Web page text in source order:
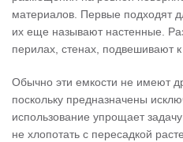
материалов. Первые подходят
их еще называют настенные.
перилах, стенах, подвешивают
Обычно эти емкости не имеют
поскольку предназначены
использование упрощает
не хлопотать с пересадкой